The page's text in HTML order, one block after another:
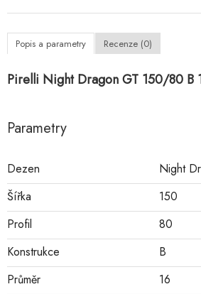
Popis a parametry Recenze (0)
Pirelli Night Dragon GT 150/80 B
Parametry
Dezen
Night
Šířka
150
Profil
80
Konstrukce
B
Průměr
16